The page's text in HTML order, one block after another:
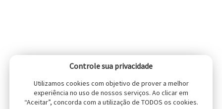
Controle sua privacidade
Utilizamos cookies com objetivo de prover a melhor
experiência no uso de nossos serviços. Ao clicar em
“Aceitar”, concorda com a utilização de TODOS os cookies.